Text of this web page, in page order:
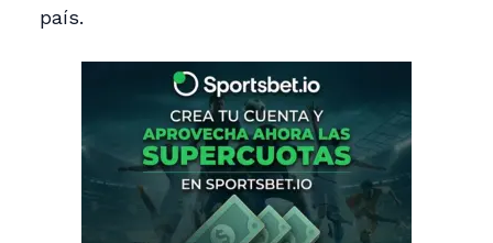
país.